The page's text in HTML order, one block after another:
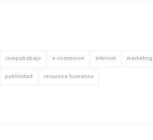
computrabajo e-commerce internet marketing
publicidad recursos humanos